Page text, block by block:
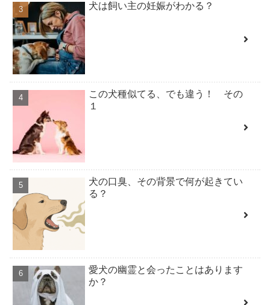
犬は飼い主の妊娠がわかる？
この犬種似てる、でも違う！ その
１
犬の口臭、その背景で何が起きてい
る？
愛犬の幽霊と会ったことはあります
か？